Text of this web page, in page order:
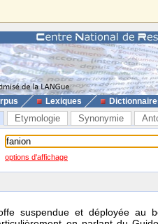
Lexiques
Etymologie Synonymie
options d'affichage
suspendue et déployée au